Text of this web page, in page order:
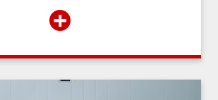
aux résidents ou aux
autorisées par ces derniers.
+